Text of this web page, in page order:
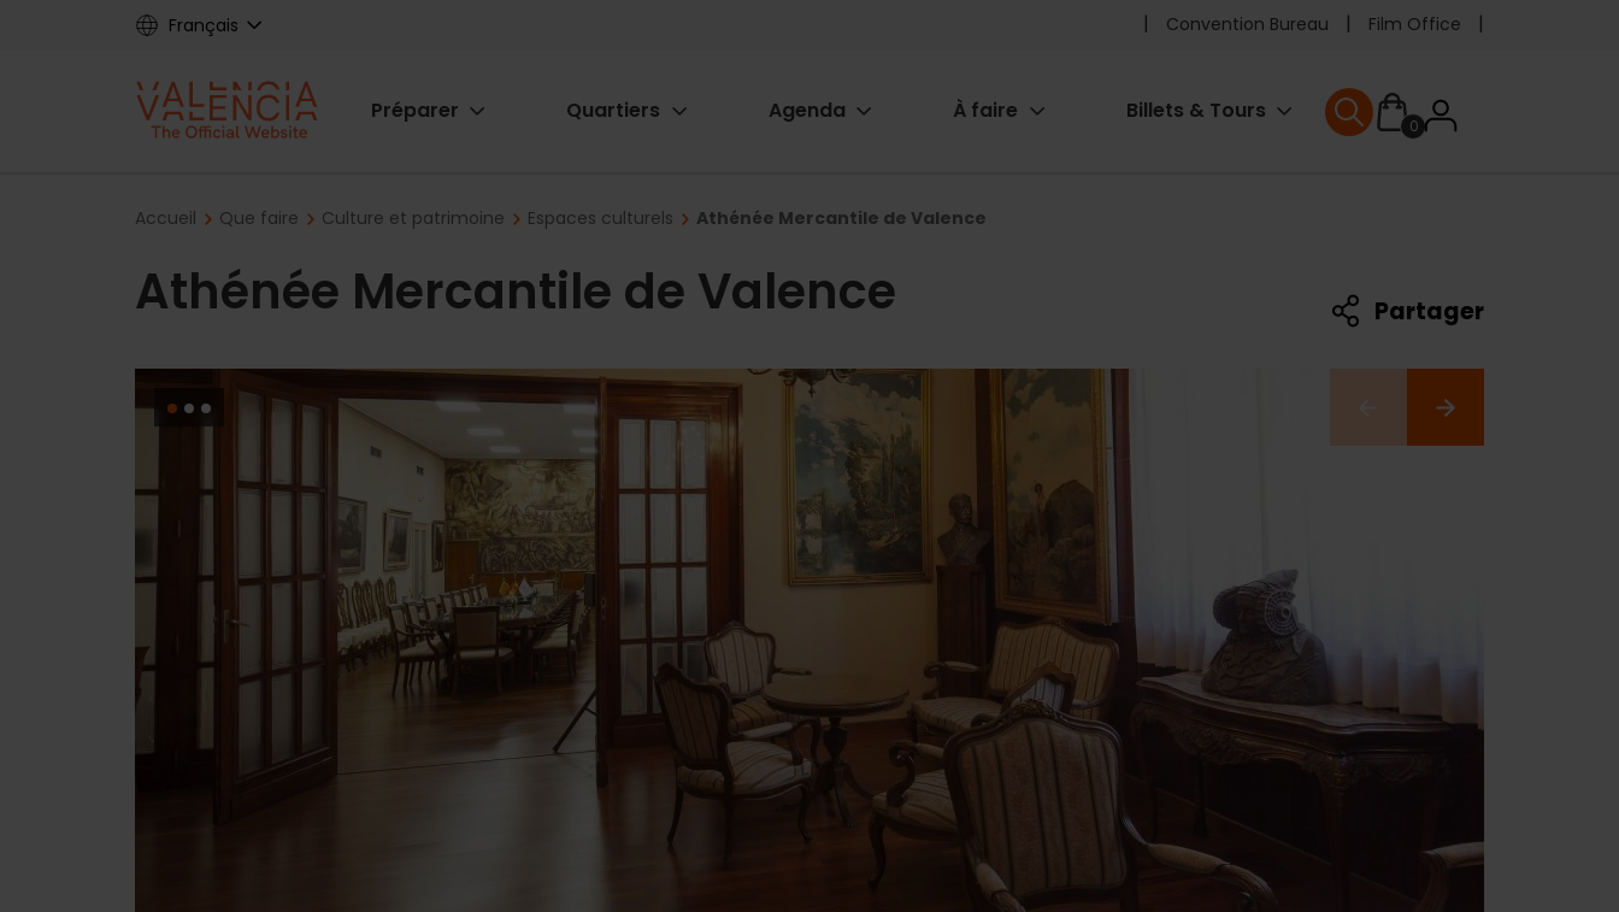
Français
Pre
header
Convention Bureau Film Office
Main
Préparer Quartiers Agenda À faire Billets & Tours
0User
User menu
Breadcrumb
Accueil Que faire Culture et patrimoine Espaces culturels Athénée Mercantile de Valence
Athénée Mercantile de Valence Partager